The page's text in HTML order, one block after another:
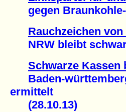
gegen Braunkohle-
Rauchzeichen
NRW bleibt
Schwarze Kassen
Baden-
ermittelt
(28.10.13)